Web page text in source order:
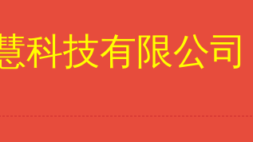
科技有限公司